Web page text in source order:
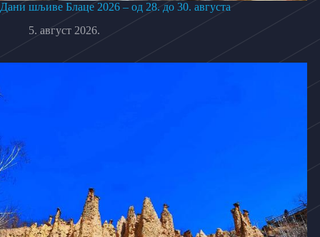
Дани шљиве Блаце 2026 – од 28. до 30. августа
5. август 2026.